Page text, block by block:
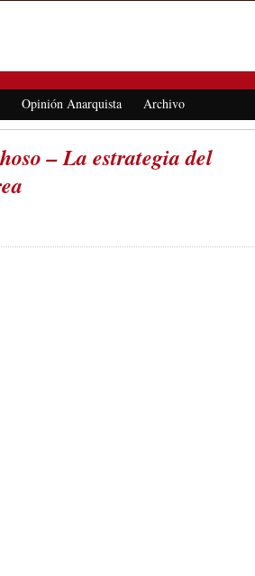
Opinión Anarquista Archivo
– La estrategia del